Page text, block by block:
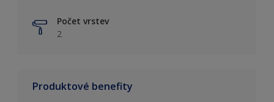
Počet vrstev
2
Produktové benefity